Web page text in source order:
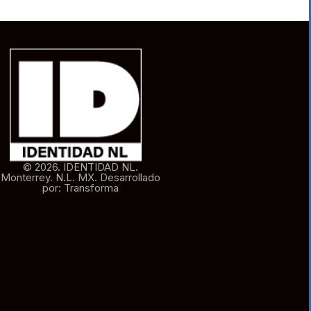
© 2026. IDENTIDAD NL.
Monterrey. N.L. MX. Desarrollado
por: Transforma